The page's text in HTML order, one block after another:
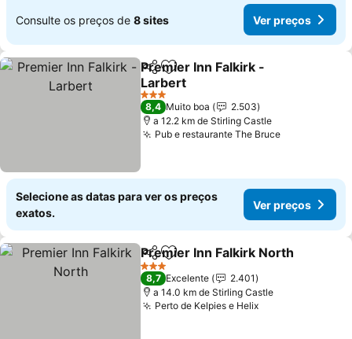
Consulte os preços de 8 sites Ver preços
PartilharAdicionar aos favoritos
Premier Inn Falkirk -
Larbert
Ver preços
3 Estrelas
8,4 Muito boa
2.503
a 12.2 km de Stirling Castle
Pub e restaurante The BruceVer preços
Selecione as datas para ver os preços
exatos.
Ver preços
PartilharAdicionar aos favoritos
Premier Inn Falkirk North
3 Estrelas
8,7 Excelente
2.401
a 14.0 km de Stirling Castle
Perto de Kelpies e HelixVer preços